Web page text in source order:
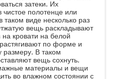
затеки. Их
чистое полотенце или
таком виде несколько раз
вещь раскладывают
на кровати на белой
по форме и
размеру. В таком
вещь сохнуть.
материалы и вещи
во влажном состоянии с